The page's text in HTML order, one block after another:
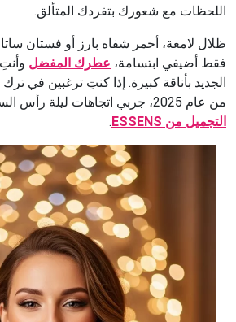
اللحظات مع شعورك بتفردك المتألق.
ظلال لامعة، أحمر شفاه بارز أو فستان
فقط أضيفي ابتسامة، عطرك المفضل
الجديد بأناقة كبيرة. إذا كنتِ ترغبين في ترك
من عام 2025، جربي اتجاهات ليلة رأس السنة مع
التجميل من ESSENS
.